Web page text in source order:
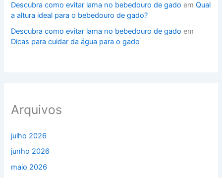
Descubra como evitar lama no bebedouro de gado emQual
a altura ideal para o bebedouro de gado?
Descubra como evitar lama no bebedouro de gado em
Dicas para cuidar da água para o gado
Arquivos
julho 2026
junho 2026
maio 2026